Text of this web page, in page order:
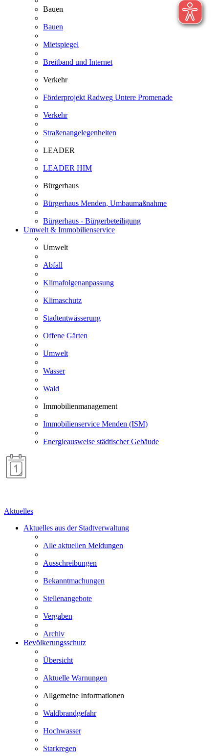
Bauen
Bauen
Mietspiegel
Breitband und Internet
Verkehr
Förderprojekt Radweg Untere Promenade
Verkehr
Straßenangelegenheiten
LEADER
LEADER HIM
Bürgerhaus
Bürgerhaus Menden, Umbaumaßnahme
Bürgerhaus - Bürgerbeteiligung
Umwelt & Immobilienservice
Umwelt
Abfall
Klimafolgenanpassung
Klimaschutz
Stadtentwässerung
Offene Gärten
Umwelt
Wasser
Wald
Immobilienmanagement
Immobilienservice Menden (ISM)
Energieausweise städtischer Gebäude
Aktuelles
Aktuelles aus der Stadtverwaltung
Alle aktuellen Meldungen
Ausschreibungen
Bekanntmachungen
Stellenangebote
Vergaben
Archiv
Bevölkerungsschutz
Übersicht
Aktuelle Warnungen
Allgemeine Informationen
Waldbrandgefahr
Hochwasser
Starkregen